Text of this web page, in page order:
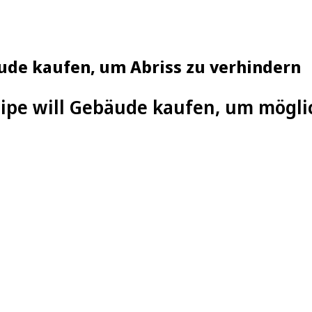
kaufen, um Abriss zu verhindern
will Gebäude kaufen, um